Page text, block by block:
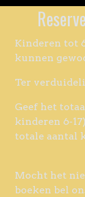
Kinderen tot
kunnen
Ter
Geef het
kinderen 6-
totale aantal
Mocht het
boeken bel